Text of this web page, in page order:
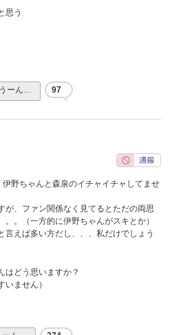
思う
うーん… 97
野ちゃんと森泉のイチャイチャしてませ
が、ファン関係なく見てるとただの両思
。。（一方的に伊野ちゃんがスキとか）
言えば多い方だし、、、私だけでしょう
はどう思いますか？
いません）